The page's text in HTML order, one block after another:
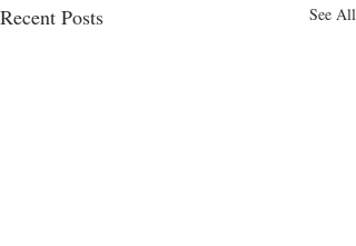
Recent Posts See All